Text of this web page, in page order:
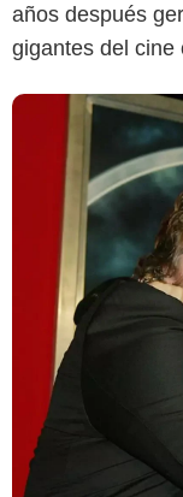
años después
gigantes del cine